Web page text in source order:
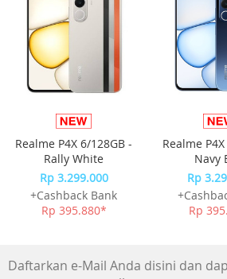
Tampilan:
Ukuran: 6.74 inch (17.13 cm)
Resolusi: 1600 × 720
Refresh Rate: 60 Hz / 90 Hz / 120 Hz
Tingkat Kecerahan Puncak Lokal:
Tingkat Cakupan Warna: 83% NTSC
Kepadatan Piksel: 260 PPI
Bahan Pemancar Cahaya: 1200 nits
Tipe: LCD
Layar Sentuh: Multisentuh Kapasitif
Jaringan & Konektivitas: 2G, 3G, 4G
Slot Kartu: 2 nano SIM + 1 Micro SD
· Aperture: Kamera Depan f/2.2
Realme P4X 6/128GB -
Rally White
Rp 3.299.000
+Cashback Bank
Rp 395.880*
Realme
Navy
Rp
Rp
Daftarkan e-Mail Anda disini dan